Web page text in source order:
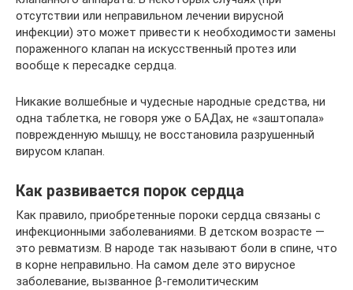
отсутствии или неправильном лечении вирусной
инфекции) это может привести к необходимости замены
пораженного клапан на искусственный протез или
вообще к пересадке сердца.
Никакие волшебные и чудесные народные средства, ни
одна таблетка, не говоря уже о БАДах, не «заштопала»
поврежденную мышцу, не восстановила разрушенный
вирусом клапан.
Как развивается порок сердца
Как правило, приобретенные пороки сердца связаны с
инфекционными заболеваниями. В детском возрасте —
это ревматизм. В народе так называют боли в спине, что
в корне неправильно. На самом деле это вирусное
заболевание, вызванное β-гемолитическим